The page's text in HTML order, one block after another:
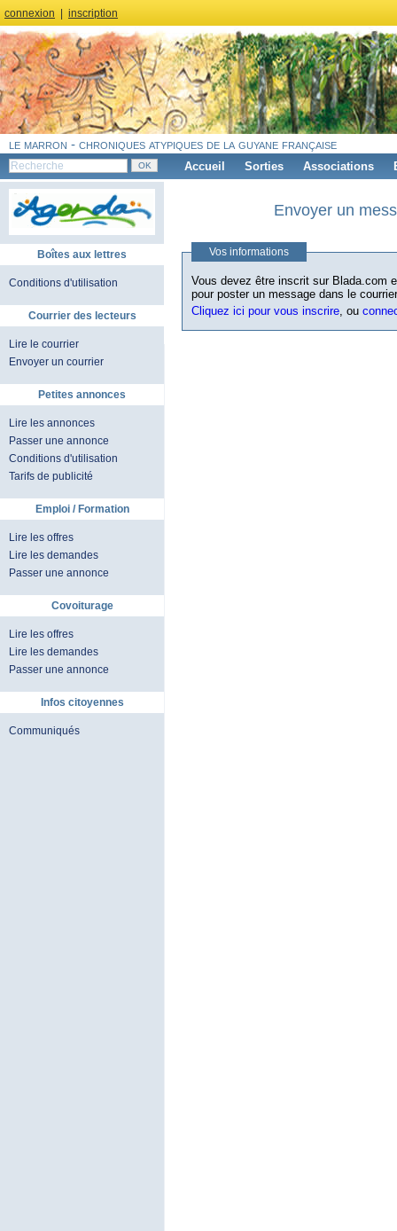
connexion inscription
le marron - chroniques atypiques de la guyane française
Accueil Sorties Associations
Boîtes aux lettres
Conditions d'utilisation
Courrier des lecteurs
Lire le courrier
Envoyer un courrier
Petites annonces
Lire les annonces
Passer une annonce
Conditions d'utilisation
Tarifs de publicité
Emploi / Formation
Lire les offres
Lire les demandes
Passer une annonce
Covoiturage
Lire les offres
Lire les demandes
Passer une annonce
Infos citoyennes
Communiqués
Envoyer un
Vos informations
Vous devez être inscrit sur Blada.com
pour poster un message dans le
Cliquez ici pour vous inscrire, ou